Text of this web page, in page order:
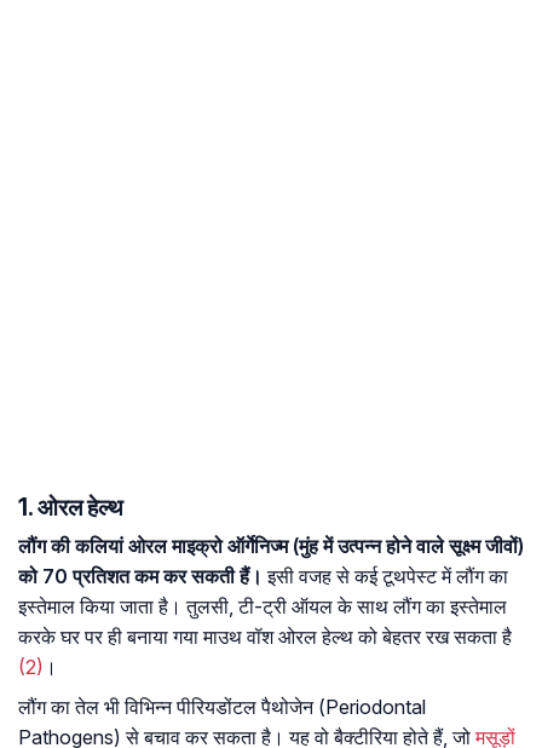
1. ओरल हेल्थ
लौंग की कलियां ओरल माइक्रो ऑर्गेनिज्म (मुंह में उत्पन्न होने वाले सूक्ष्म जीवों)
को 70 प्रतिशत कम कर सकती हैं। इसी वजह से कई टूथपेस्ट में लौंग का
इस्तेमाल किया जाता है। तुलसी, टी-ट्री ऑयल के साथ लौंग का इस्तेमाल
करके घर पर ही बनाया गया माउथ वॉश ओरल हेल्थ को बेहतर रख सकता है
(2) ।
लौंग का तेल भी विभिन्न पीरियडोंटल पैथोजेन (Periodontal
Pathogens) से बचाव कर सकता है। यह वो बैक्टीरिया होते हैं, जोमसूड़ों